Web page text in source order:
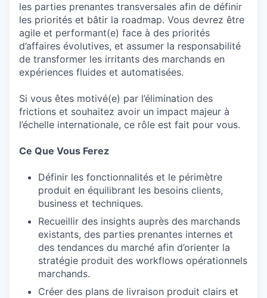
les parties prenantes transversales afin de définir
les priorités et bâtir la roadmap. Vous devrez être
agile et performant(e) face à des priorités
d’affaires évolutives, et assumer la responsabilité
de transformer les irritants des marchands en
expériences fluides et automatisées.
Si vous êtes motivé(e) par l’élimination des
frictions et souhaitez avoir un impact majeur à
l’échelle internationale, ce rôle est fait pour vous.
Ce Que Vous Ferez
Définir les fonctionnalités et le périmètre
produit en équilibrant les besoins clients,
business et techniques.
Recueillir des insights auprès des marchands
existants, des parties prenantes internes et
des tendances du marché afin d’orienter la
stratégie produit des workflows opérationnels
marchands.
Créer des plans de livraison produit clairs et